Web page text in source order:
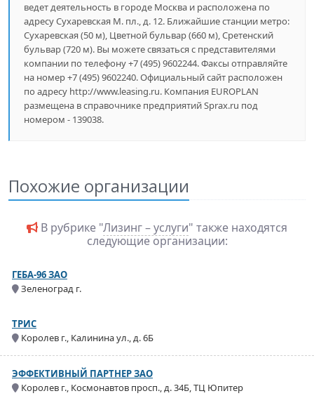
ведет деятельность в городе Москва и расположена по
адресу Сухаревская М. пл., д. 12. Ближайшие станции метро:
Сухаревская (50 м), Цветной бульвар (660 м), Сретенский
бульвар (720 м). Вы можете связаться с представителями
компании по телефону +7 (495) 9602244. Факсы отправляйте
на номер +7 (495) 9602240. Официальный сайт расположен
по адресу http://www.leasing.ru. Компания EUROPLAN
размещена в справочнике предприятий Sprax.ru под
номером - 139038.
Похожие организации
В рубрике "Лизинг – услуги" также находятся
следующие организации:
ГЕБА-96 ЗАО
Зеленоград г.
ТРИС
Королев г., Калинина ул., д. 6Б
ЭФФЕКТИВНЫЙ ПАРТНЕР ЗАО
Королев г., Космонавтов просп., д. 34Б, ТЦ Юпитер